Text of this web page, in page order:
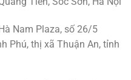
Nam Plaza, số 26/5
Phú, thị xã Thuận An, tỉnh